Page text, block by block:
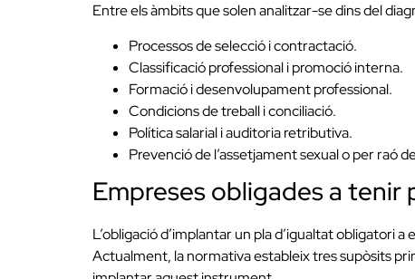
Entre els àmbits que solen analitzar-se dins del
Processos de selecció i contractació.
Classificació professional i promoció interna.
Formació i desenvolupament professional.
Condicions de treball i conciliació.
Política salarial i auditoria retributiva.
Prevenció de l’assetjament sexual o per raó
Empreses obligades a tenir
L’obligació d’implantar un pla d’igualtat obligatori
Actualment, la normativa estableix tres supòsits